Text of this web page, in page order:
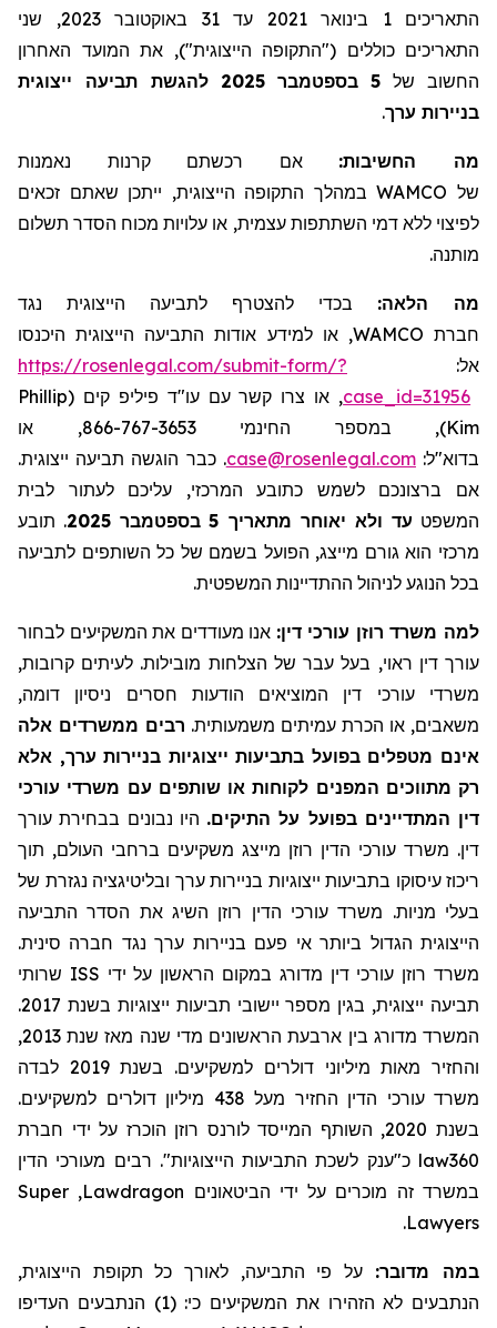
התאריכים1 בינואר 2021 עד31 באוקטובר 2023, שני
התאריכים כוללים ("התקופה הייצוגית"), את המועד האחרון
החשוב של 5 בספטמבר 2025 להגשת תביעה ייצוגית
בניירות ערך.
מה החשיבות: אם רכשתם
קרנות נאמנות
של WAMCOבמהלך התקופה הייצוגית, ייתכן שאתם זכאים
לפיצוי ללא דמי השתתפות עצמית, או עלויות מכוח הסדר תשלום
מותנה.
מה הלאה: בכדי להצטרף לתביעה הייצוגית נגד
חברת WAMCO, או למידע אודות התביעה הייצוגית היכנסו
אל: https://rosenlegal.com/submit-form/?
case_id=31956, או צרו קשר עם עו"ד פיליפ קים (Phillip
Kim
), במספר החינמי 866-767-3653, או
בדוא"ל:case@rosenlegal.com. כבר הוגשה תביעה ייצוגית.
אם ברצונכם לשמש כתובע המרכזי, עליכם לעתור לבית
המשפט עד ולא יאוחר מתאריך 5 בספטמבר 2025 . תובע
מרכזי הוא גורם מייצג, הפועל בשמם של כל השותפים לתביעה
בכל הנוגע לניהול ההתדיינות המשפטית.
למה משרד רוזן עורכי דין: אנו מעודדים את המשקיעים לבחור
עורך דין ראוי, בעל עבר של הצלחות מובילות. לעיתים קרובות,
משרדי עורכי דין המוציאים הודעות חסרים ניסיון דומה,
משאבים, או הכרת עמיתים משמעותית. רבים ממשרדים אלה
אינם מטפלים בפועל בתביעות ייצוגיות בניירות ערך, אלא
רק מתווכים המפנים לקוחות או שותפים עם משרדי עורכי
דין המתדיינים בפועל על התיקים. היו נבונים בבחירת עורך
דין. משרד עורכי הדין רוזן מייצג משקיעים ברחבי העולם, תוך
ריכוז עיסוקו בתביעות ייצוגיות בניירות ערך ובליטיגציה נגזרת של
בעלי מניות. משרד עורכי הדין רוזן השיג את הסדר התביעה
הייצוגית הגדול ביותר אי פעם בניירות ערך נגד חברה סינית.
משרד רוזן עורכי דין מדורג במקום הראשון על ידי ISS שרותי
תביעה ייצוגית, בגין מספר יישובי תביעות ייצוגיות בשנת 2017.
המשרד מדורג בין ארבעת הראשונים מדי שנה מאז שנת 2013,
והחזיר מאות מיליוני דולרים למשקיעים. בשנת 2019 לבדה
משרד עורכי הדין החזיר מעל
438 מיליון דולרים למשקיעים.
בשנת 2020, השותף המייסד לורנס רוזן הוכרז על ידי חברת
law360 כ"ענק לשכת התביעות הייצוגיות". רבים מעורכי הדין
במשרד זה מוכרים על ידי הביטאונים Lawdragon
,
Super
Lawyers
.
במה מדובר:על פי התביעה, לאורך כל תקופת הייצוגית,
הנתבעים לא הזהירו את המשקיעים כי: (1) הנתבעים העדיפו